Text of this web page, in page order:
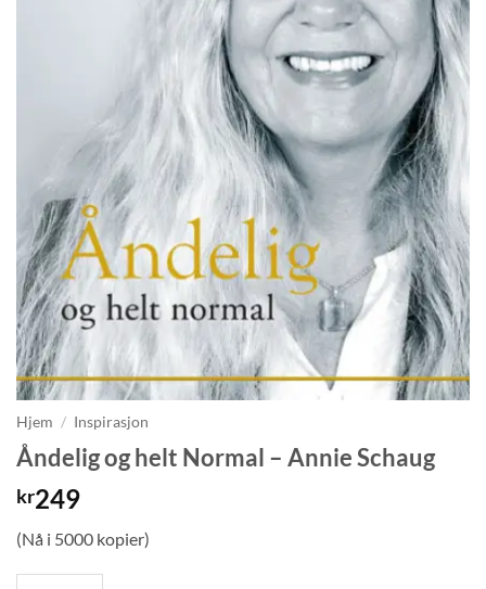
Hjem / Inspirasjon
Åndelig og helt Normal – Annie Schaug
kr249
(Nå i 5000 kopier)